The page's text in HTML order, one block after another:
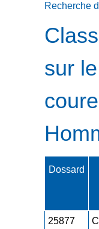
Recherche
sur
Dossard
25877